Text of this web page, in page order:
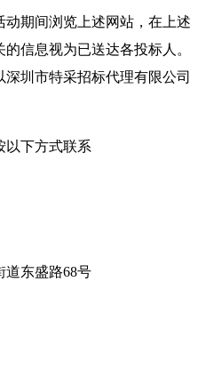
期间浏览上述网站，在上述
信息视为已送达各投标人。
圳市特采招标代理有限公司
以下方式联系
道东盛路68号